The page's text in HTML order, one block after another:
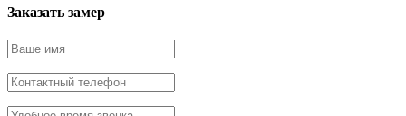
Заказать замер